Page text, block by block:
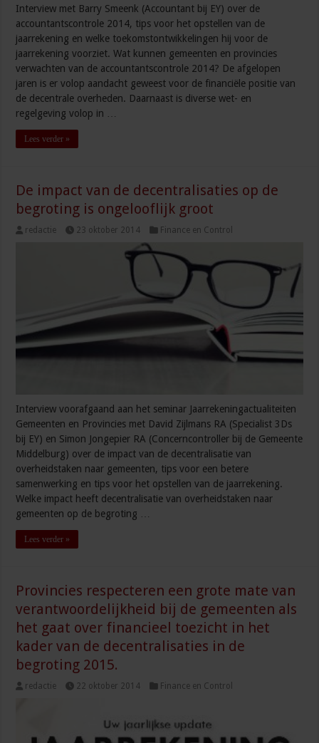
Interview met Barry Smeenk (Accountant bij EY) over de
accountantscontrole 2014, tips voor het opstellen van de
jaarrekening en welke toekomstontwikkelingen hij voor de
jaarrekening voorziet. Wat kunnen gemeenten en provincies
verwachten van de accountantscontrole 2014? De afgelopen
jaren is er volop aandacht geweest voor de financiële positie van
de decentrale overheden. Daarnaast is diverse wet- en
regelgeving volop in …
Lees verder »
De impact van de decentralisaties op de
begroting is ongelooflijk groot
redactie 23 oktober 2014 Finance en Control
Interview voorafgaand aan het seminar Jaarrekeningactualiteiten
Gemeenten en Provincies met David Zijlmans RA (Specialist 3Ds
bij EY) en Simon Jongepier RA (Concerncontroller bij de Gemeente
Middelburg) over de impact van de decentralisatie van
overheidstaken naar gemeenten, tips voor een betere
samenwerking en tips voor het opstellen van de jaarrekening.
Welke impact heeft decentralisatie van overheidstaken naar
gemeenten op de begroting …
Lees verder »
Provincies respecteren een grote mate van
verantwoordelijkheid bij de gemeenten als
het gaat over financieel toezicht in het
kader van de decentralisaties in de
begroting 2015.
redactie 22 oktober 2014 Finance en Control